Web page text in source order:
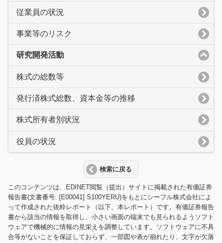
従業員の状況
事業等のリスク
研究開発活動
株式の総数等
発行済株式総数、資本金等の推移
株式所有者別状況
役員の状況
検索に戻る
このコンテンツは、EDINET閲覧（提出）サイトに掲載された有価証券
報告書(文書番号: [E00041] S100YERU)をもとにシーフル株式会社によ
って作成された抜粋レポート（以下、本レポート）です。有価証券報告
書から該当の情報を取得し、小さい画面の端末でも見られるようソフト
ウェアで機械的に情報の見栄えを調整しています。ソフトウェアに不具
合等がないことを保証しておらず、一部図や表が崩れたり、文字が欠落